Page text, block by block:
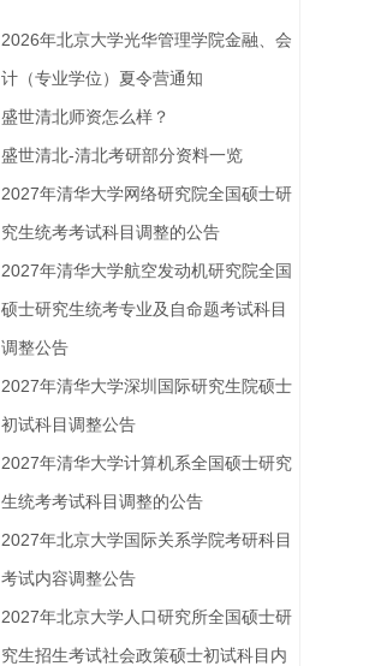
2026年北京大学光华管理学院金融、会
计（专业学位）夏令营通知
盛世清北师资怎么样？
盛世清北-清北考研部分资料一览
2027年清华大学网络研究院全国硕士研
究生统考考试科目调整的公告
2027年清华大学航空发动机研究院全国
硕士研究生统考专业及自命题考试科目
调整公告
2027年清华大学深圳国际研究生院硕士
初试科目调整公告
2027年清华大学计算机系全国硕士研究
生统考考试科目调整的公告
2027年北京大学国际关系学院考研科目
考试内容调整公告
2027年北京大学人口研究所全国硕士研
究生招生考试社会政策硕士初试科目内